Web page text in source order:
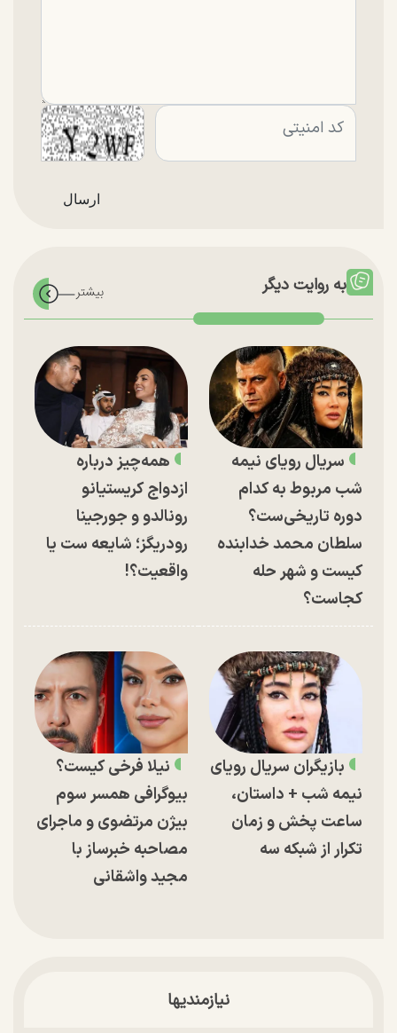
به روایت دیگر
سریال رویای نیمه
شب مربوط به کدام
دوره تاریخی‌ست؟
سلطان محمد خدابنده
کیست و شهر حله
کجاست؟
همه‌چیز درباره
ازدواج کریستیانو
رونالدو و جورجینا
رودریگز؛ شایعه ست یا
واقعیت؟!
بازیگران سریال رویای
نیمه شب + داستان،
ساعت پخش و زمان
تکرار از شبکه سه
نیلا فرخی کیست؟
بیوگرافی همسر سوم
بیژن مرتضوی و ماجرای
مصاحبه خبرساز با
مجید واشقانی
نیازمندیها